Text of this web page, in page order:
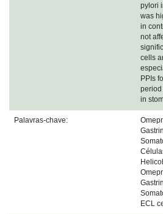
pylori
was
in
not
cells
PPIs
period
in
Palavras-chave:
ECL